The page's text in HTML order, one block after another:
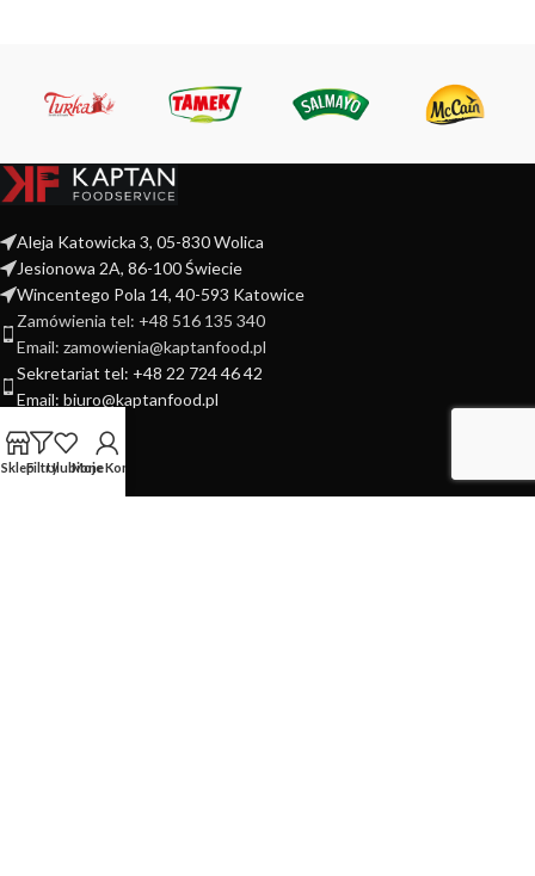
Aleja Katowicka 3, 05-830 Wolica
Jesionowa 2A, 86-100 Świecie
Wincentego Pola 14, 40-593 Katowice
Zamówienia tel: +48 516 135 340
Email: zamowienia@kaptanfood.pl
Sekretariat tel: +48 22 724 46 42
Email: biuro@kaptanfood.pl
Social Media
SklepFiltryUlubione
Moje Konto